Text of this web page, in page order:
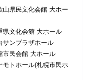
文化会館 大ホー
会館 大ホール
ラザホール
会館 大ホール
ール(札幌市民ホ